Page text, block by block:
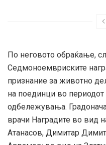
По неговото обраќање,
Седмоноемвриските
признание за животно
на поединци во периодот
одбележувања.
врачи Наградите во вид
Атанасов, Димитар